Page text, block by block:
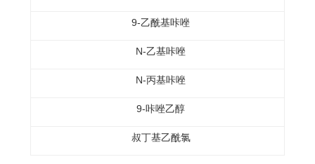
9-乙酰基咔唑
N-乙基咔唑
N-丙基咔唑
9-咔唑乙醇
叔丁基乙酰氯